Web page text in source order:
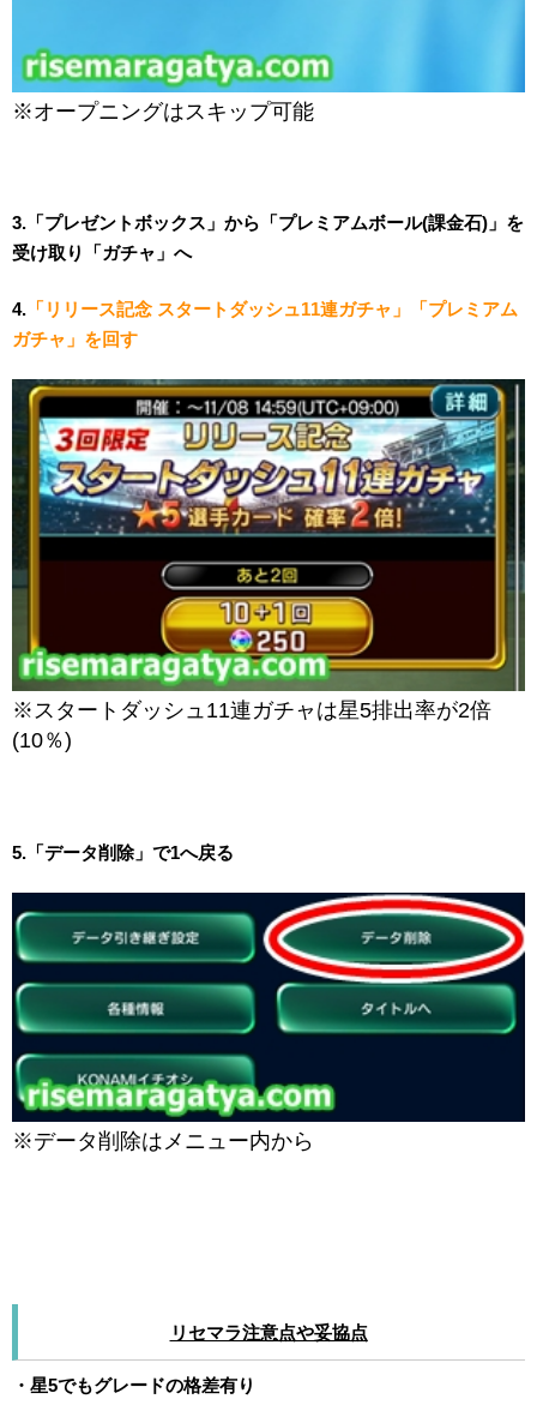
※オープニングはスキップ可能
3.「プレゼントボックス」から「プレミアムボール(課金石)」を
受け取り「ガチャ」へ
4. 「リリース記念 スタートダッシュ11連ガチャ」「プレミアム
ガチャ」を回す
※スタートダッシュ11連ガチャは星5排出率が2倍
(10％)
5.「データ削除」で1へ戻る
※データ削除はメニュー内から
リセマラ注意点や妥協点
・星5でもグレードの格差有り